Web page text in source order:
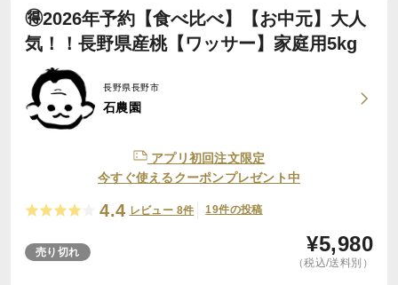
🉐2026年予約【食べ比べ】【お中元】大人
気！！長野県産桃【ワッサー】家庭用5kg
長野県長野市
石農園
アプリ初回注文限定
今すぐ使えるクーポンプレゼント中
4.4 レビュー 8件 19件の投稿
売り切れ ¥5,980
（税込/送料別）